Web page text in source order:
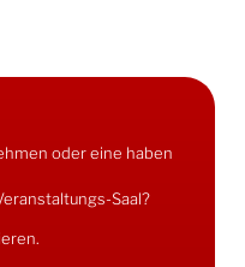
oder eine haben
Saal?